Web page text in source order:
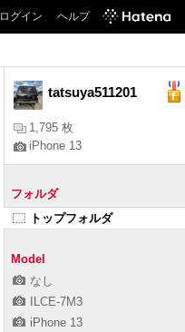
ログイン ヘルプ
tatsuya511201
1,795 枚
iPhone 13
フォルダ
トップフォルダ
Model
なし
ILCE-7M3
iPhone 13